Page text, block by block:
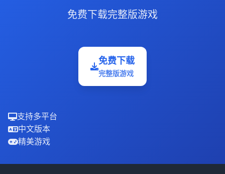
免费下载完整版游戏
免费下载
完整版游戏
支持多平台
中文版本
精美游戏